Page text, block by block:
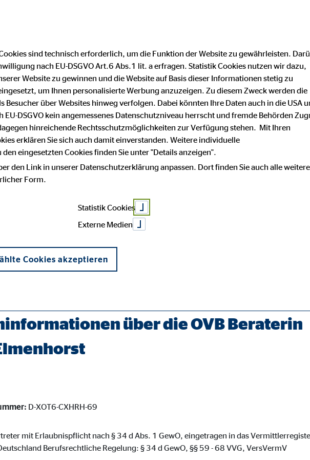
Datenschutz
AG
über die OVB Beraterin
D-XOT6-CXHRH-69
mit Erlaubnispflicht nach § 34 d Abs. 1 GewO, eingetragen in das
Berufsrechtliche Regelung: § 34 d GewO, §§ 59 - 68 VVG, VersVermV
sind technisch erforderlich, um die Funktion der Website zu gewährleisten.
nach EU-DSGVO Art.6 Abs.1 lit. a erfragen. Statistik Cookies nutzen wir dazu,
Website zu gewinnen und die Website auf Basis dieser Informationen stetig zu
um Ihnen personalisierte Werbung anzuzeigen. Zu diesem Zweck werden die
Besucher über Websites hinweg verfolgen. Dabei könnten Ihre Daten auch in die USA
DSGVO kein angemessenes Datenschutzniveau herrscht und fremde Behörden
hinreichende Rechtsschutzmöglichkeiten zur Verfügung stehen. Mit Ihren
erklären Sie sich auch damit einverstanden. Weitere individuelle
eingesetzten Cookies finden Sie unter "Details anzeigen".
den Link in unserer Datenschutzerklärung anpassen. Dort finden Sie auch alle
Form.
Statistik Cookies
Externe Medien
Cookies akzeptieren
und sind für die einwandfreie Funktion der Website erforderlich. Die Deaktivierung kann die
Association
von Benutzereinstellungen